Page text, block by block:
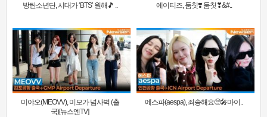
방탄소년단, 시대가 ‘BTS’ 원해🎵 .. 에이티즈, 둠칫❣️ 둠칫❣&#..
미야오(MEOVV), 미모가 넘사벽 (출
국)[뉴스엔TV]
에스파(aespa), 죄송해요🥺🎤마이..